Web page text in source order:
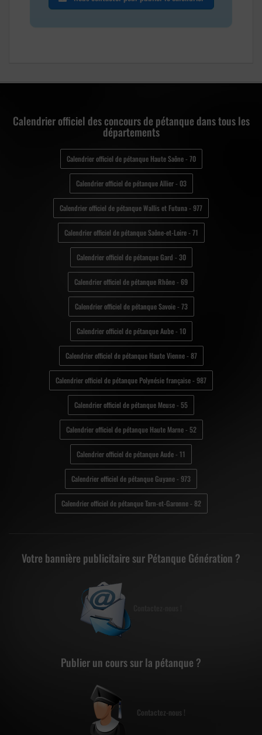
Calendrier officiel des concours de pétanque dans tous les
départements
Calendrier officiel de pétanque Haute Saône - 70
Calendrier officiel de pétanque Allier - 03
Calendrier officiel de pétanque Wallis et Futuna - 977
Calendrier officiel de pétanque Saône-et-Loire - 71
Calendrier officiel de pétanque Gard - 30
Calendrier officiel de pétanque Rhône - 69
Calendrier officiel de pétanque Savoie - 73
Calendrier officiel de pétanque Aube - 10
Calendrier officiel de pétanque Haute Vienne - 87
Calendrier officiel de pétanque Polynésie française - 987
Calendrier officiel de pétanque Meuse - 55
Calendrier officiel de pétanque Haute Marne - 52
Calendrier officiel de pétanque Aude - 11
Calendrier officiel de pétanque Guyane - 973
Calendrier officiel de pétanque Tarn-et-Garonne - 82
Votre bannière publicitaire sur Pétanque Génération ?
Publier un cours sur la pétanque ?
Contactez-nous !